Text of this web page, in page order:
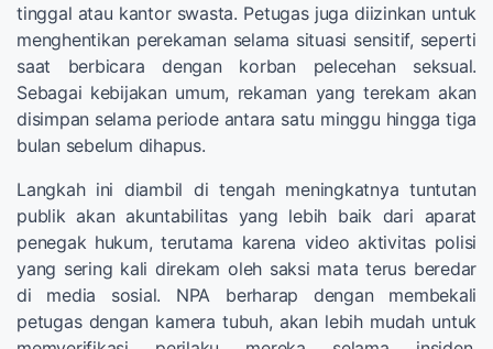
tinggal atau kantor swasta. Petugas juga diizinkan untuk
menghentikan perekaman selama situasi sensitif, seperti
saat berbicara dengan korban pelecehan seksual.
Sebagai kebijakan umum, rekaman yang terekam akan
disimpan selama periode antara satu minggu hingga tiga
bulan sebelum dihapus.
Langkah ini diambil di tengah meningkatnya tuntutan
publik akan akuntabilitas yang lebih baik dari aparat
penegak hukum, terutama karena video aktivitas polisi
yang sering kali direkam oleh saksi mata terus beredar
di media sosial. NPA berharap dengan membekali
petugas dengan kamera tubuh, akan lebih mudah untuk